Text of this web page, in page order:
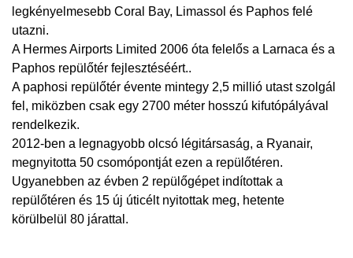
legkényelmesebb Coral Bay, Limassol és Paphos felé
utazni.
A Hermes Airports Limited 2006 óta felelős a Larnaca és a
Paphos repülőtér fejlesztéséért..
A paphosi repülőtér évente mintegy 2,5 millió utast szolgál
fel, miközben csak egy 2700 méter hosszú kifutópályával
rendelkezik.
2012-ben a legnagyobb olcsó légitársaság, a Ryanair,
megnyitotta 50 csomópontját ezen a repülőtéren.
Ugyanebben az évben 2 repülőgépet indítottak a
repülőtéren és 15 új úticélt nyitottak meg, hetente
körülbelül 80 járattal.